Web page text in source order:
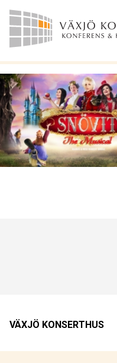
VÄXJÖ KONSERTHUS